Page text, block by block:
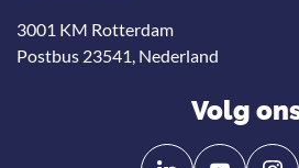
3001 KM Rotterdam
Postbus 23541, Nederland
Volg
Volg
Volg